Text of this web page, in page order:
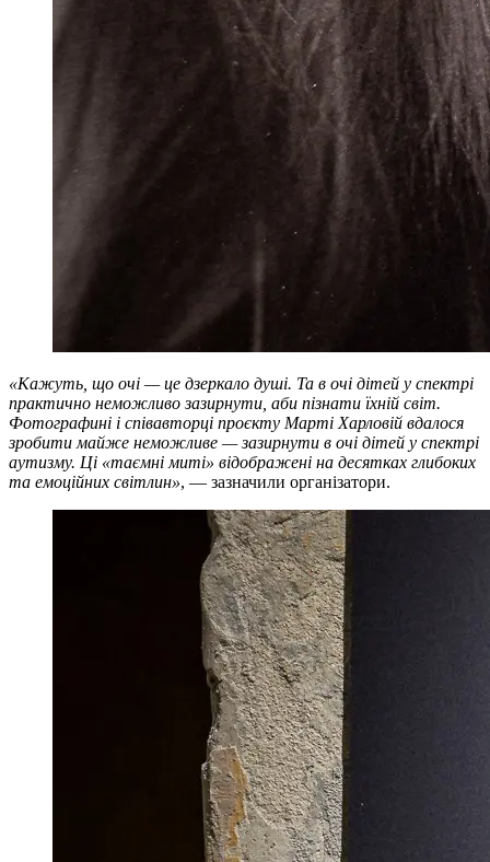
«Кажуть, що очі — це дзеркало душі. Та в очі дітей у спектрі
практично неможливо зазирнути, аби пізнати їхній світ.
Фотографині і співавторці проєкту Марті Харловій вдалося
зробити майже неможливе — зазирнути в очі дітей у спектрі
аутизму. Ці «таємні миті» відображені на десятках глибоких
та емоційних світлин», — зазначили організатори.